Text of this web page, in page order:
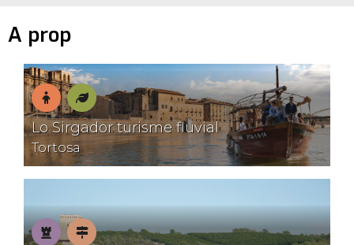
A prop
En
família
Natura
Lo Sirgador turisme fluvial
Tortosa